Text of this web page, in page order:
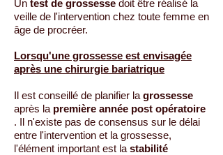
Un test de grossesse doit être réalisé la
veille de l'intervention chez toute femme en
âge de procréer.
Lorsqu'une grossesse est envisagée
après une chirurgie bariatrique
Il est conseillé de planifier la grossesse
après la première année post opératoire
. Il n'existe pas de consensus sur le délai
entre l'intervention et la grossesse,
l'élément important est la stabilité